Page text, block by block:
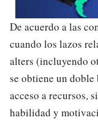
De acuerdo a las
cuando los lazos
alters (incluyendo
se obtiene un
acceso a recursos,
habilidad y